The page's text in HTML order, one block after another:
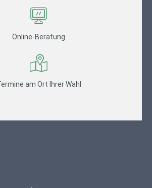
Online-Beratung
am Ort Ihrer Wahl